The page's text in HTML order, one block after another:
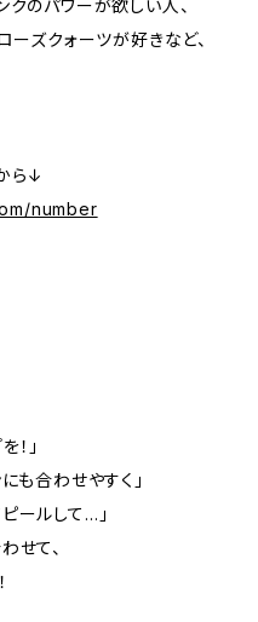
クのパワーが欲しい人、
ーズクォーツが好きなど、
ら↓
number
！」
も合わせやすく」
ールして…」
せて、